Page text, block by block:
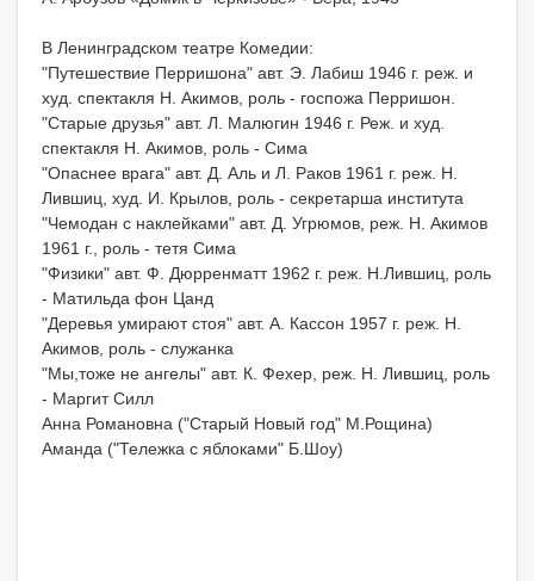
В Ленинградском театре Комедии:
"Путешествие Перришона" авт. Э. Лабиш 1946 г. реж. и
худ. спектакля Н. Акимов, роль - госпожа Перришон.
"Старые друзья" авт. Л. Малюгин 1946 г. Реж. и худ.
спектакля Н. Акимов, роль - Сима
"Опаснее врага" авт. Д. Аль и Л. Раков 1961 г. реж. Н.
Лившиц, худ. И. Крылов, роль - секретарша института
"Чемодан с наклейками" авт. Д. Угрюмов, реж. Н. Акимов
1961 г., роль - тетя Сима
"Физики" авт. Ф. Дюрренматт 1962 г. реж. Н.Лившиц, роль
- Матильда фон Цанд
"Деревья умирают стоя" авт. А. Кассон 1957 г. реж. Н.
Акимов, роль - служанка
"Мы,тоже не ангелы" авт. К. Фехер, реж. Н. Лившиц, роль
- Маргит Силл
Анна Романовна ("Старый Новый год" М.Рощина)
Аманда ("Тележка с яблоками" Б.Шоу)